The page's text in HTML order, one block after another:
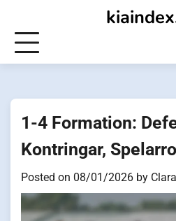
content
1-4 Formation:
Kontringar,
Posted on 08/01/2026 by